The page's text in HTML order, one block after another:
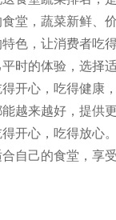
堂，蔬菜新鲜、
色，让消费者吃
时的体验，选择
开心，吃得健康
越来越好，提供
开心，吃得放心
自己的食堂，享